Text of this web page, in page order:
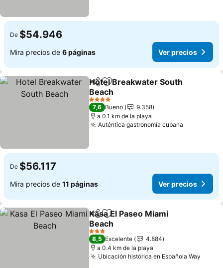
De $54.946
Mira precios de 6 páginas Ver precios
CompartirAgregar a favoritos
Hotel Breakwater South
Beach
Ver precios
4 Estrellas
7,6 Bueno
9.358
a 0.1 km de la playa
Auténtica gastronomía cubana
De $56.117
Mira precios de 11 páginas Ver precios
CompartirAgregar a favoritos
Kasa El Paseo Miami
Beach
Ver precios
3 Estrellas
8,5 Excelente
4.884
a 0.4 km de la playa
Ubicación histórica en Española Way